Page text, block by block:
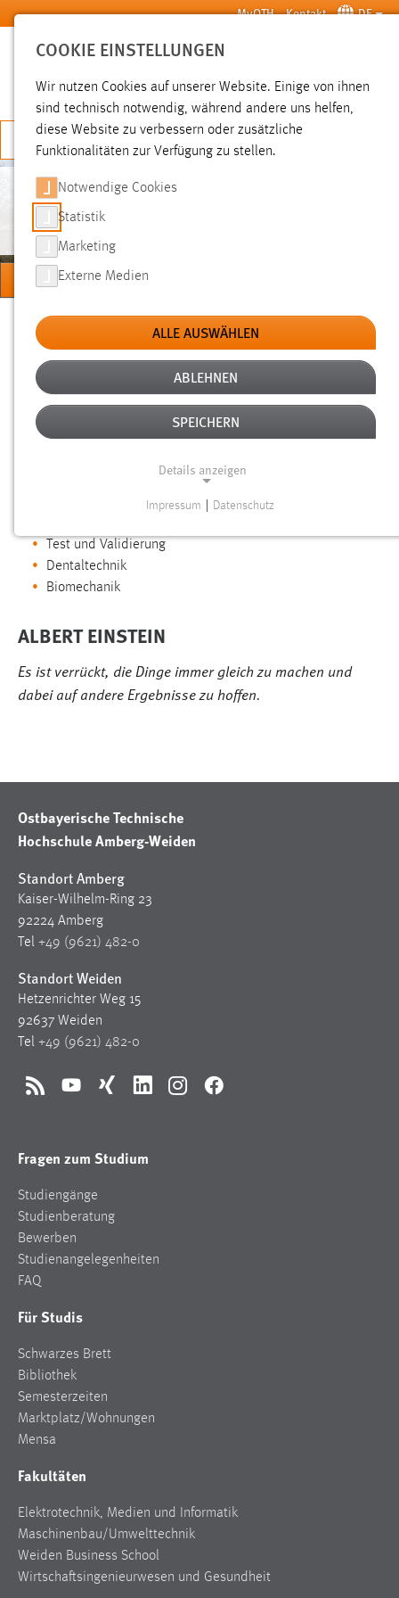
Zum Hauptinhalt springen MyOTH Kontakt DE
SUCHE
JETZT BEWERBEN
WEHMÖLLER
Sie sind hier:
Professorinnen und Professoren Prof. Dr.-Ing. Michael Wehmöller
Prof. Dr.-Ing. Michael Wehmöller
Willkommen
INTERESSEN UND KOMPETENZEN
Produktentwicklung in der Medizintechnik
Test und Validierung
Dentaltechnik
Biomechanik
ALBERT EINSTEIN
Es ist verrückt, die Dinge immer gleich zu machen und
dabei auf andere Ergebnisse zu hoffen.
Ostbayerische Technische
Hochschule Amberg-Weiden
Standort Amberg
Kaiser-Wilhelm-Ring 23
92224 Amberg
Tel +49 (9621) 482-0
Standort Weiden
Hetzenrichter Weg 15
92637 Weiden
Tel +49 (9621) 482-0
RSS YouTubeXing LinkedInInstagramFacebook
Fragen zum Studium
Studiengänge
Studienberatung
Bewerben
Studienangelegenheiten
FAQ
Für Studis
Schwarzes Brett
Bibliothek
Semesterzeiten
Marktplatz/Wohnungen
Mensa
Fakultäten
Elektrotechnik, Medien und Informatik
Maschinenbau/Umwelttechnik
Weiden Business School
Wirtschaftsingenieurwesen und Gesundheit
COOKIE EINSTELLUNGEN
Wir nutzen Cookies auf unserer Website. Einige von ihnen
sind technisch notwendig, während andere uns helfen,
diese Website zu verbessern oder zusätzliche
Funktionalitäten zur Verfügung zu stellen.
Notwendige Cookies
Statistik
Marketing
Externe Medien
ALLE AUSWÄHLEN
ABLEHNEN
SPEICHERN
Details anzeigen
Notwendige Cookies ermöglichen grundlegende
Funktionen und sind für die einwandfreie Funktion der
Website erforderlich.
Einverständnis
Name:
cookie_consent
1 Jahr
Name:
staticfilecache
Zweck:
Für performante Seitenauslieferung wird in diesem Cookie
gespeichert, ob man eingeloggt ist.
Sprachpräferenz
Name:
site-language-preference
Das Cookie speichert die gewählte Sprache der Website.
30 Tage
Chat
MibewSessionID, MIBEW_UserID, mibew_locale, mibew-
Zweck:
Wird benötigt um die Chatfunktion nutzen zu können.
Cookie Laufzeit:
Jahre, MIBEW_UserID = 1 Jahr
Login
Name:
fe_user, be_user, be_lastLoginProvider
Impressum Datenschutz